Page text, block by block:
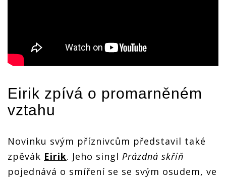
Eirik zpívá o promarněném
vztahu
Novinku svým příznivcům představil také
zpěvák Eirik. Jeho singl Prázdná skříň
pojednává o smíření se se svým osudem, ve